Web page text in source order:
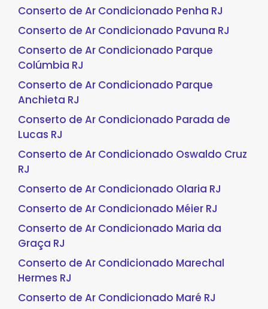
Conserto de Ar Condicionado Penha RJ
Conserto de Ar Condicionado Pavuna RJ
Conserto de Ar Condicionado Parque
Colúmbia RJ
Conserto de Ar Condicionado Parque
Anchieta RJ
Conserto de Ar Condicionado Parada de
Lucas RJ
Conserto de Ar Condicionado Oswaldo Cruz
RJ
Conserto de Ar Condicionado Olaria RJ
Conserto de Ar Condicionado Méier RJ
Conserto de Ar Condicionado Maria da
Graça RJ
Conserto de Ar Condicionado Marechal
Hermes RJ
Conserto de Ar Condicionado Maré RJ